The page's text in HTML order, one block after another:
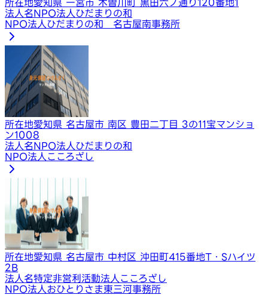
所在地愛知県 一宮市 木曽川町 黒田六ノ通り120番地1
法人名NPO法人ひだまりの和
NPO法人ひだまりの和 名古屋南事務所
所在地愛知県 名古屋市 南区 豊田二丁目 3の11宝マンショ
ン1008
法人名NPO法人ひだまりの和
NPO法人こころざし
所在地愛知県 名古屋市 中村区 沖田町415番地T・Sハイツ
2B
法人名特定非営利活動法人こころざし
NPO法人おひとりさま東三河事務所